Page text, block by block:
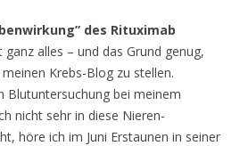
des Rituximab
alles – und das Grund genug,
Krebs-Blog zu stellen.
Blutuntersuchung bei meinem
nicht sehr in diese Nieren-
höre ich im Juni Erstaunen in seiner